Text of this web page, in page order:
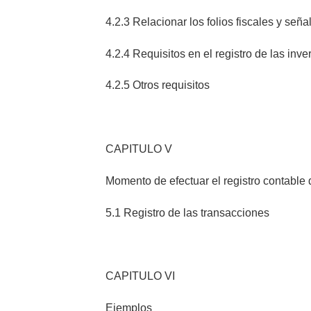
4.2.3 Relacionar los folios fiscales y
4.2.4 Requisitos en el registro de las
4.2.5 Otros requisitos
CAPITULO V
Momento de efectuar el registro
5.1 Registro de las transacciones
CAPITULO VI
Ejemplos